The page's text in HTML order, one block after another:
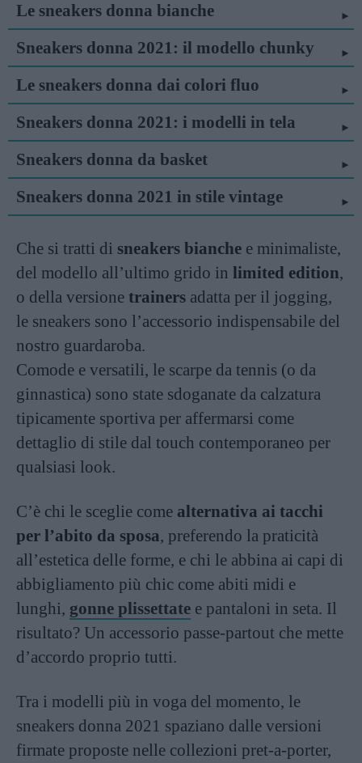
Le sneakers donna bianche
Sneakers donna 2021: il modello chunky
Le sneakers donna dai colori fluo
Sneakers donna 2021: i modelli in tela
Sneakers donna da basket
Sneakers donna 2021 in stile vintage
Che si tratti di sneakers bianche e minimaliste,
del modello all’ultimo grido in limited edition,
o della versione trainers adatta per il jogging,
le sneakers sono l’accessorio indispensabile del
nostro guardaroba.
Comode e versatili, le scarpe da tennis (o da
ginnastica) sono state sdoganate da calzatura
tipicamente sportiva per affermarsi come
dettaglio di stile dal touch contemporaneo per
qualsiasi look.
C’è chi le sceglie come alternativa ai tacchi
per l’abito da sposa, preferendo la praticità
all’estetica delle forme, e chi le abbina ai capi di
abbigliamento più chic come abiti midi e
lunghi, gonne plissettate e pantaloni in seta. Il
risultato? Un accessorio passe-partout che mette
d’accordo proprio tutti.
Tra i modelli più in voga del momento, le
sneakers donna 2021 spaziano dalle versioni
firmate proposte nelle collezioni pret-a-porter,